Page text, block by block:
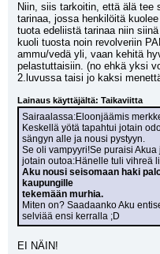
Niin, siis tarkoitin, että älä tee
tarinaa, jossa henkilöitä
tuota edeliistä tarinaa niin
kuoli tuosta noin revolveriin
ammu/vedä yli, vaan kehitä
pelastuttaisiin. (no ehkä yksi
2.luvussa taisi jo kaksi
Lainaus käyttäjältä: Taikaviitta
Sairaalassa:Eloonjäämis
Keskellä yötä tapahtui jotain
sängyn alle ja nousi pystyyn.
Se oli vampyyri!Se puraisi
jotain outoa:Hänelle tuli vihreä
Aku nousi seisomaan haki
kaupungille
tekemään murhia.
Miten on? Saadaanko Aku
selviää ensi kerralla ;D
EI NÄIN!